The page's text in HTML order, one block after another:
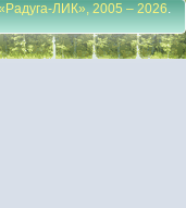
ЛИК», 2005 – 2026.